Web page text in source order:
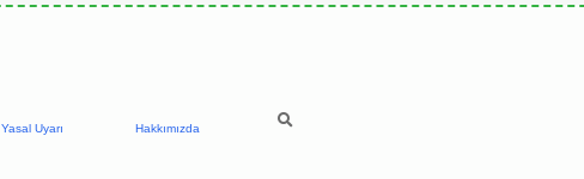
Yasal Uyarı Hakkımızda